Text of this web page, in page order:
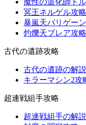
魔性の道化師ド
冥王ネルゲル攻略
暴嵐天バリゲー
灼爍天ブレア攻略
古代の遺跡攻略
古代の遺跡の解説
キラーマシン2攻
超連戦組手攻略
超連戦組手の解説